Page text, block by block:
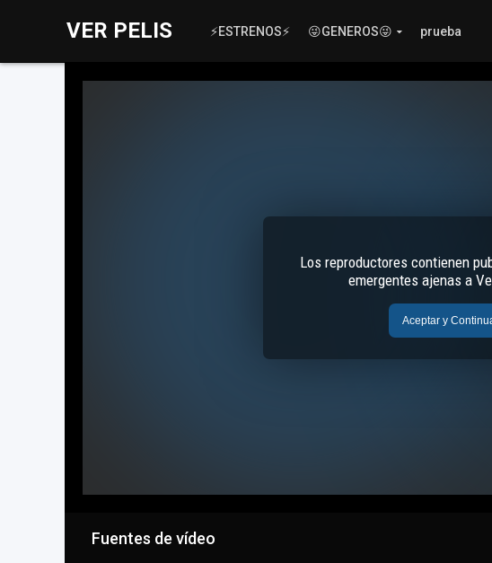
VER PELIS ⚡ESTRENOS⚡ 😜GENEROS😜 prueba
Fuentes de vídeo